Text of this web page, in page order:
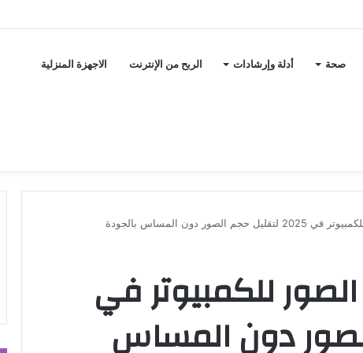
صحة أدلة وإرشادات الربح من الإنترنت الاجهزة المنزلية
دون المساس بالجودة
للكمبيوتر في
الصور دون المساس